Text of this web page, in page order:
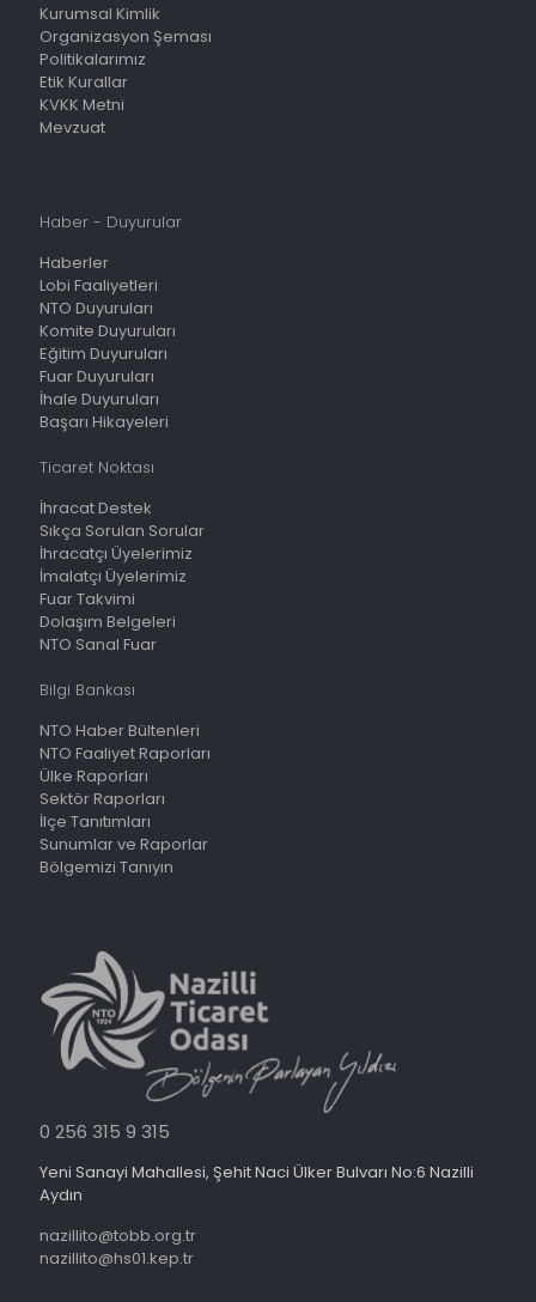
Kurumsal Kimlik
Organizasyon Şeması
Politikalarımız
Etik Kurallar
KVKK Metni
Mevzuat
Haber - Duyurular
Haberler
Lobi Faaliyetleri
NTO Duyuruları
Komite Duyuruları
Eğitim Duyuruları
Fuar Duyuruları
İhale Duyuruları
Başarı Hikayeleri
Ticaret Noktası
İhracat Destek
Sıkça Sorulan Sorular
İhracatçı Üyelerimiz
İmalatçı Üyelerimiz
Fuar Takvimi
Dolaşım Belgeleri
NTO Sanal Fuar
Bilgi Bankası
NTO Haber Bültenleri
NTO Faaliyet Raporları
Ülke Raporları
Sektör Raporları
İlçe Tanıtımları
Sunumlar ve Raporlar
Bölgemizi Tanıyın
0 256 315 9 315
Yeni Sanayi Mahallesi, Şehit Naci Ülker Bulvarı No:6 Nazilli
Aydın
nazillito@tobb.org.tr
nazillito@hs01.kep.tr